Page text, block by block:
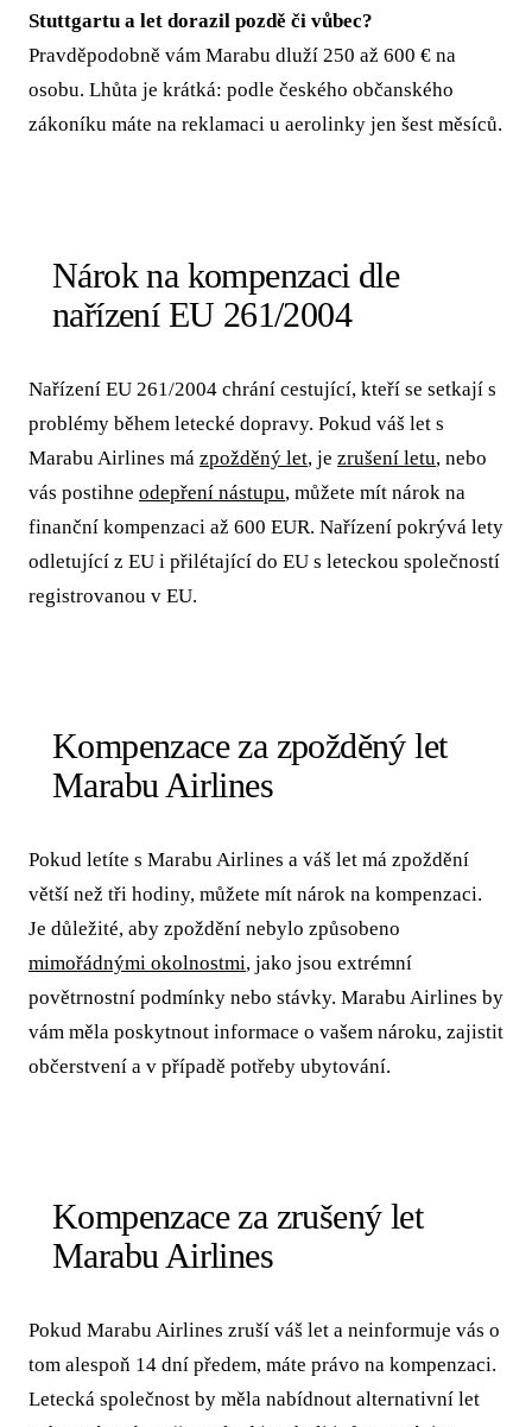
Stuttgartu a let dorazil pozdě či vůbec?
Pravděpodobně vám Marabu dluží 250 až 600 € na
osobu. Lhůta je krátká: podle českého občanského
zákoníku máte na reklamaci u aerolinky jen šest měsíců.
Nárok na kompenzaci dle
nařízení EU 261/2004
Nařízení EU 261/2004 chrání cestující, kteří se setkají s
problémy během letecké dopravy. Pokud váš let s
Marabu Airlines má zpožděný let, je zrušení letu, nebo
vás postihne odepření nástupu, můžete mít nárok na
finanční kompenzaci až 600 EUR. Nařízení pokrývá lety
odletující z EU i přilétající do EU s leteckou společností
registrovanou v EU.
Kompenzace za zpožděný let
Marabu Airlines
Pokud letíte s Marabu Airlines a váš let má zpoždění
větší než tři hodiny, můžete mít nárok na kompenzaci.
Je důležité, aby zpoždění nebylo způsobeno
mimořádnými okolnostmi, jako jsou extrémní
povětrnostní podmínky nebo stávky. Marabu Airlines by
vám měla poskytnout informace o vašem nároku, zajistit
občerstvení a v případě potřeby ubytování.
Kompenzace za zrušený let
Marabu Airlines
Pokud Marabu Airlines zruší váš let a neinformuje vás o
tom alespoň 14 dní předem, máte právo na kompenzaci.
Letecká společnost by měla nabídnout alternativní let